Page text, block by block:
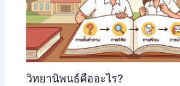
วิทยานิพนธ์คืออะไร?